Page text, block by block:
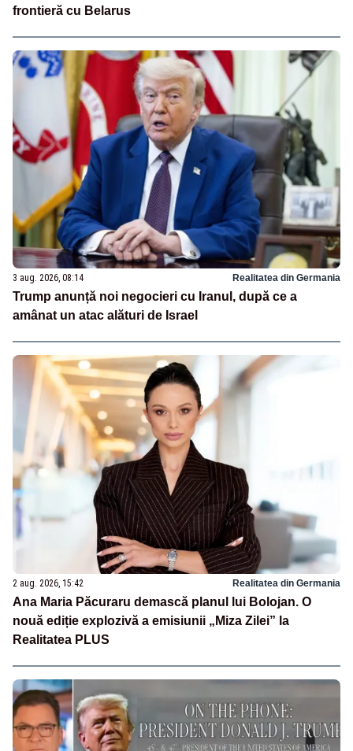
frontieră cu Belarus
3 aug. 2026, 08:14 Realitatea din Germania
Trump anunță noi negocieri cu Iranul, după ce a
amânat un atac alături de Israel
2 aug. 2026, 15:42 Realitatea din Germania
Ana Maria Păcuraru demască planul lui Bolojan. O
nouă ediție explozivă a emisiunii „Miza Zilei” la
Realitatea PLUS